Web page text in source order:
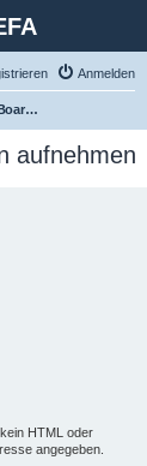
Anmelden
Kontakt mit der Board-Administration aufnehmen
aufnehmen
HTML oder
angegeben.